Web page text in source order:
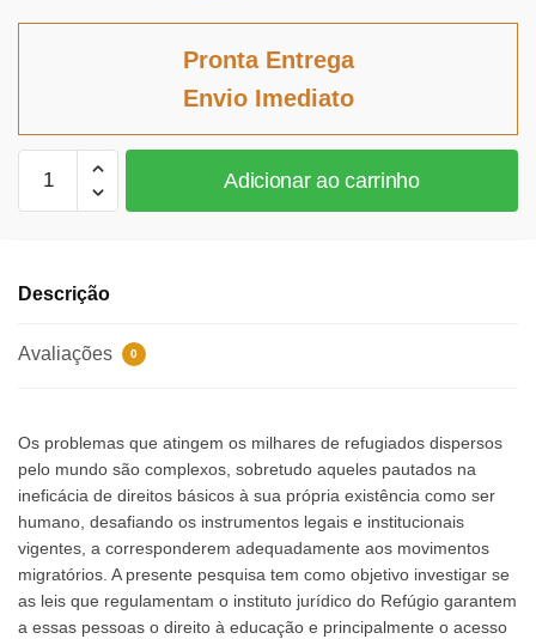
atual
Pronta Entrega
Envio Imediato
quantidade
Adicionar ao carrinho
Descrição
Avaliações 0
Os problemas que atingem os milhares de refugiados dispersos
pelo mundo são complexos, sobretudo aqueles pautados na
ineficácia de direitos básicos à sua própria existência como ser
humano, desafiando os instrumentos legais e institucionais
vigentes, a corresponderem adequadamente aos movimentos
migratórios. A presente pesquisa tem como objetivo investigar se
as leis que regulamentam o instituto jurídico do Refúgio garantem
a essas pessoas o direito à educação e principalmente o acesso